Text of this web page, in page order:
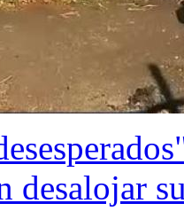
desalojar